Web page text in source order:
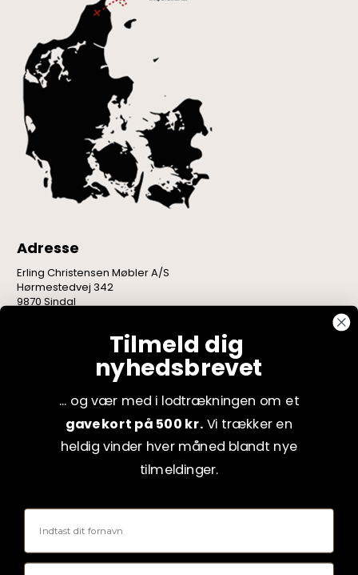
Adresse
Erling Christensen Møbler A/S
Hørmestedvej 342
9870 Sindal
Tilmeld dig
nyhedsbrevet
... og vær med i lodtrækningen om et
gavekort på 500 kr. Vi trækker en
heldig vinder hver måned blandt nye
tilmeldinger.
Fornavn
Email